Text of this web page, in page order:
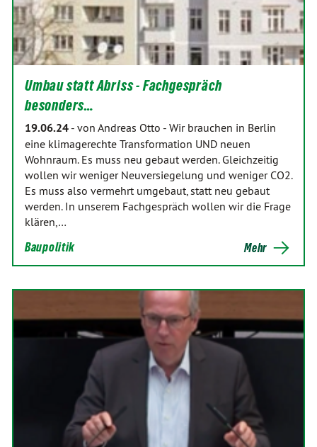
Umbau statt Abriss - Fachgespräch
besonders…
19.06.24 - von Andreas Otto - Wir brauchen in Berlin
eine klimagerechte Transformation UND neuen
Wohnraum. Es muss neu gebaut werden. Gleichzeitig
wollen wir weniger Neuversiegelung und weniger CO2.
Es muss also vermehrt umgebaut, statt neu gebaut
werden. In unserem Fachgespräch wollen wir die Frage
klären,…
Baupolitik Mehr